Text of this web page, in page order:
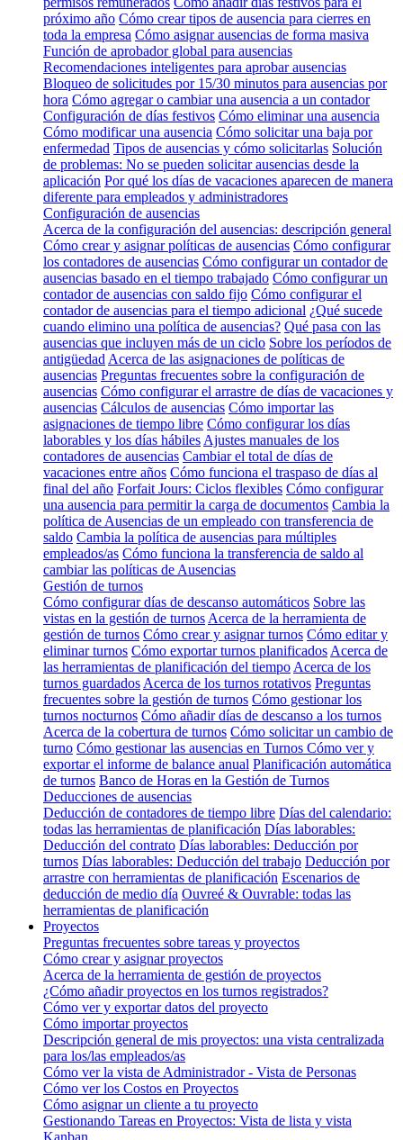
próximo año Cómo crear tipos de ausencia para cierres en
toda la empresa Cómo asignar ausencias de forma masiva
Función de aprobador global para ausencias
Recomendaciones inteligentes para aprobar ausencias
Bloqueo de solicitudes por 15/30 minutos para ausencias por
hora Cómo agregar o cambiar una ausencia a un contador
Configuración de días festivos Cómo eliminar una ausencia
Cómo modificar una ausencia Cómo solicitar una baja por
enfermedad Tipos de ausencias y cómo solicitarlas Solución
de problemas: No se pueden solicitar ausencias desde la
aplicación Por qué los días de vacaciones aparecen de manera
diferente para empleados y administradores
Configuración de ausencias
Acerca de la configuración del ausencias: descripción general
Cómo crear y asignar políticas de ausencias Cómo configurar
los contadores de ausencias Cómo configurar un contador de
ausencias basado en el tiempo trabajado Cómo configurar un
contador de ausencias con saldo fijo Cómo configurar el
contador de ausencias para el tiempo adicional ¿Qué sucede
cuando elimino una política de ausencias? Qué pasa con las
ausencias que incluyen más de un ciclo Sobre los períodos de
antigüedad Acerca de las asignaciones de políticas de
ausencias Preguntas frecuentes sobre la configuración de
ausencias Cómo configurar el arrastre de días de vacaciones y
ausencias Cálculos de ausencias Cómo importar las
asignaciones de tiempo libre Cómo configurar los días
laborables y los días hábiles Ajustes manuales de los
contadores de ausencias Cambiar el total de días de
vacaciones entre años Cómo funciona el traspaso de días al
final del año Forfait Jours: Ciclos flexibles Cómo configurar
una ausencia para permitir la carga de documentos Cambia la
política de Ausencias de un empleado con transferencia de
saldo Cambia la política de ausencias para múltiples
empleados/as Cómo funciona la transferencia de saldo al
cambiar las políticas de Ausencias
Gestión de turnos
Cómo configurar días de descanso automáticos Sobre las
vistas en la gestión de turnos Acerca de la herramienta de
gestión de turnos Cómo crear y asignar turnos Cómo editar y
eliminar turnos Cómo exportar turnos planificados Acerca de
las herramientas de planificación del tiempo Acerca de los
turnos guardados Acerca de los turnos rotativos Preguntas
frecuentes sobre la gestión de turnos Cómo gestionar los
turnos nocturnos Cómo añadir días de descanso a los turnos
Acerca de la cobertura de turnos Cómo solicitar un cambio de
turno Cómo gestionar las ausencias en Turnos Cómo ver y
exportar el informe de balance anual Planificación automática
de turnos Banco de Horas en la Gestión de Turnos
Deducciones de ausencias
Deducción de contadores de tiempo libre Días del calendario:
todas las herramientas de planificación Días laborables:
Deducción del contrato Días laborables: Deducción por
turnos Días laborables: Deducción del trabajo Deducción por
arrastre con herramientas de planificación Escenarios de
deducción de medio día Ouvreé & Ouvrable: todas las
herramientas de planificación
Proyectos
Preguntas frecuentes sobre tareas y proyectos
Cómo crear y asignar proyectos
Acerca de la herramienta de gestión de proyectos
¿Cómo añadir proyectos en los turnos registrados?
Cómo ver y exportar datos del proyecto
Cómo importar proyectos
Descripción general de mis proyectos: una vista centralizada
para los/las empleados/as
Cómo ver la vista de Administrador - Vista de Personas
Cómo ver los Costos en Proyectos
Cómo asignar un cliente a tu proyecto
Gestionando Tareas en Proyectos: Vista de lista y vista
Kanban